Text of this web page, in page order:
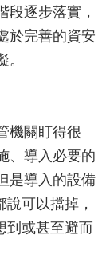
段逐步落實，
於完善的資安
機關盯得很
、導入必要的
是導入的設備
可以擋掉，
到或甚至避而